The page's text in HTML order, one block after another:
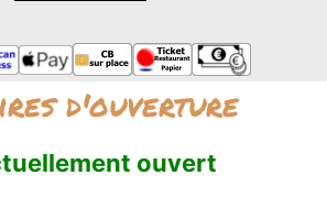
d'ouverture
ouvert